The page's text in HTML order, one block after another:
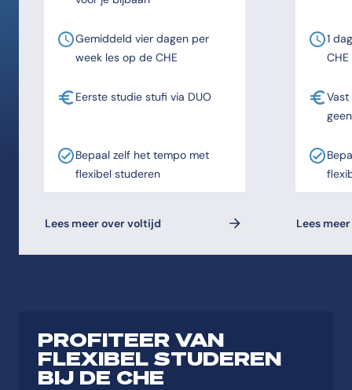
Gemiddeld vier dagen per
week les op de CHE
Eerste studie stufi via DUO
Bepaal zelf het tempo met
flexibel studeren
Lees meer over voltijd
1
CHE
Lees
PROFITEER VAN
FLEXIBEL STUDEREN
BIJ DE CHE